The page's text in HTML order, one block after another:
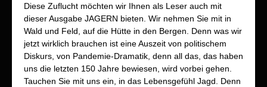
Diese Zuflucht möchten wir Ihnen als Leser auch mit
dieser Ausgabe JAGERN bieten. Wir nehmen Sie mit in
Wald und Feld, auf die Hütte in den Bergen. Denn was wir
jetzt wirklich brauchen ist eine Auszeit von politischem
Diskurs, von Pandemie-Dramatik, denn all das, das haben
uns die letzten 150 Jahre bewiesen, wird vorbei gehen.
Tauchen Sie mit uns ein, in das Lebensgefühl Jagd. Denn